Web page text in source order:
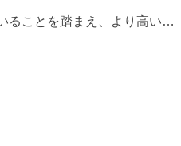
近年、GXやDX、原油・原材料価格の高騰などへの対応といった県内企業が抱える経営課題が高度化・複雑化していることを踏まえ、より高いスキルや豊富な知見を有する「高度アドバイザー」の活用に対し助成することで、ニッチトップや海外展開を目指すなど、本県産業を牽引する企業の更なる成長促進および競争力強化を図ることを目的とします。